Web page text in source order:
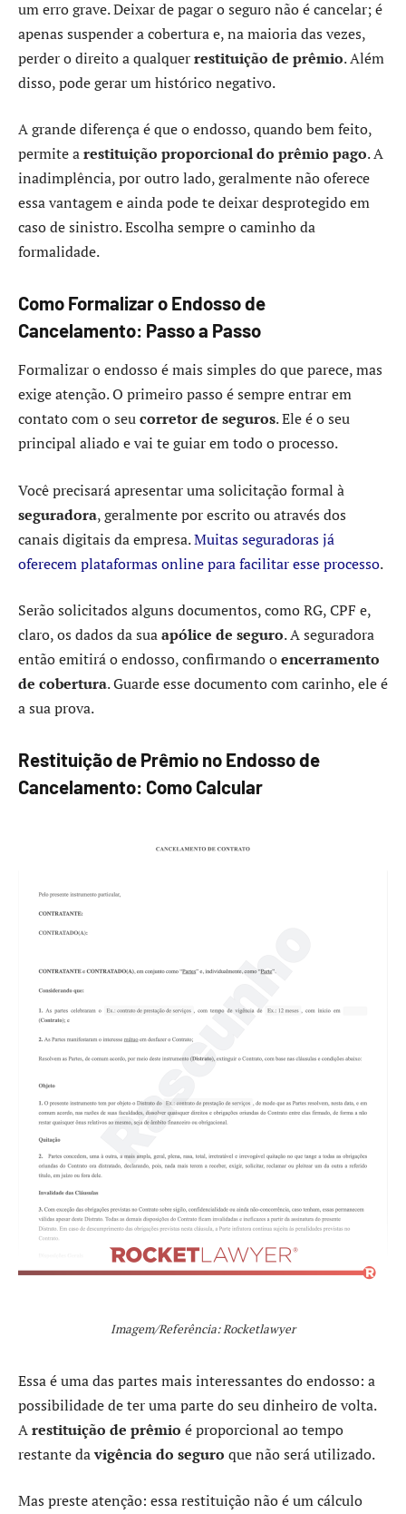
um erro grave. Deixar de pagar o seguro não é cancelar; é
apenas suspender a cobertura e, na maioria das vezes,
perder o direito a qualquerrestituição de prêmio. Além
disso, pode gerar um histórico negativo.
A grande diferença é que o endosso, quando bem feito,
permite arestituição proporcional do prêmio pago. A
inadimplência, por outro lado, geralmente não oferece
essa vantagem e ainda pode te deixar desprotegido em
caso de sinistro. Escolha sempre o caminho da
formalidade.
Como Formalizar o Endosso de
Cancelamento: Passo a Passo
Formalizar o endosso é mais simples do que parece, mas
exige atenção. O primeiro passo é sempre entrar em
contato com o seucorretor de seguros. Ele é o seu
principal aliado e vai te guiar em todo o processo.
Você precisará apresentar uma solicitação formal à
seguradora, geralmente por escrito ou através dos
canais digitais da empresa.Muitas seguradoras já
oferecem plataformas online para facilitar esse processo.
Serão solicitados alguns documentos, como RG, CPF e,
claro, os dados da suaapólice de seguro. A seguradora
então emitirá o endosso, confirmando oencerramento
de cobertura. Guarde esse documento com carinho, ele é
a sua prova.
Restituição de Prêmio no Endosso de
Cancelamento: Como Calcular
Imagem/Referência: Rocketlawyer
Essa é uma das partes mais interessantes do endosso: a
possibilidade de ter uma parte do seu dinheiro de volta.
Arestituição de prêmio é proporcional ao tempo
restante davigência do seguro que não será utilizado.
Mas preste atenção: essa restituição não é um cálculo